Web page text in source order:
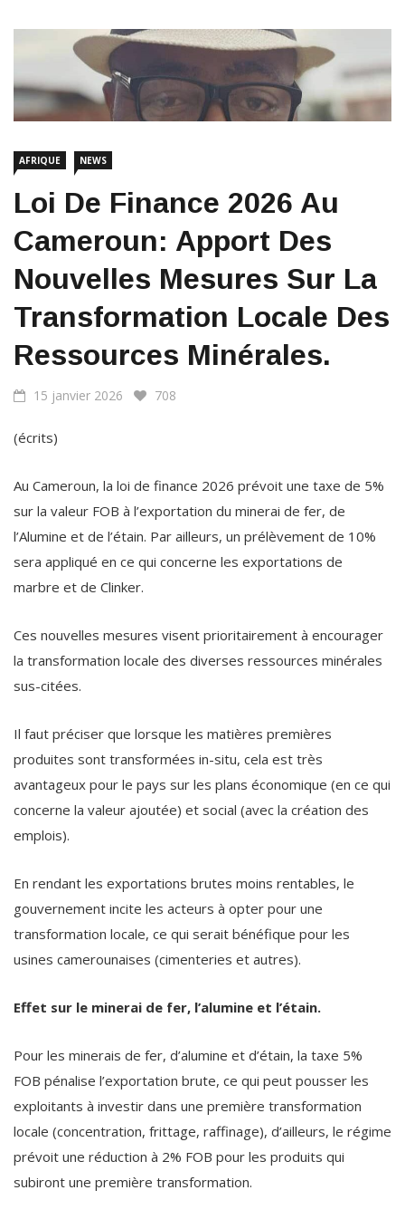
AFRIQUE NEWS
Loi De Finance 2026 Au
Cameroun: Apport Des
Nouvelles Mesures Sur La
Transformation Locale Des
Ressources Minérales.
15 janvier 2026 708
(écrits)
Au Cameroun, la loi de finance 2026 prévoit une taxe de 5%
sur la valeur FOB à l’exportation du minerai de fer, de
l’Alumine et de l’étain. Par ailleurs, un prélèvement de 10%
sera appliqué en ce qui concerne les exportations de
marbre et de Clinker.
Ces nouvelles mesures visent prioritairement à encourager
la transformation locale des diverses ressources minérales
sus-citées.
Il faut préciser que lorsque les matières premières
produites sont transformées in-situ, cela est très
avantageux pour le pays sur les plans économique (en ce qui
concerne la valeur ajoutée) et social (avec la création des
emplois).
En rendant les exportations brutes moins rentables, le
gouvernement incite les acteurs à opter pour une
transformation locale, ce qui serait bénéfique pour les
usines camerounaises (cimenteries et autres).
Effet sur le minerai de fer, l’alumine et l’étain.
Pour les minerais de fer, d’alumine et d’étain, la taxe 5%
FOB pénalise l’exportation brute, ce qui peut pousser les
exploitants à investir dans une première transformation
locale (concentration, frittage, raffinage), d’ailleurs, le régime
prévoit une réduction à 2% FOB pour les produits qui
subiront une première transformation.